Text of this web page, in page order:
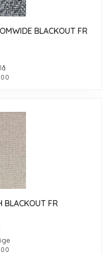
BLACKOUT FR
BLACKOUT FR